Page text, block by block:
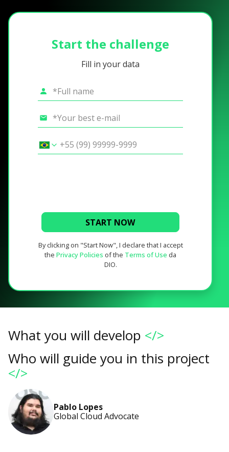
Start the challenge
Fill in your data
START NOW
By clicking on "Start Now", I declare that I accept
the Privacy Policies of the Terms of Use da
DIO.
What you will develop </>
Who will guide you in this project
</>
Pablo Lopes
Global Cloud Advocate